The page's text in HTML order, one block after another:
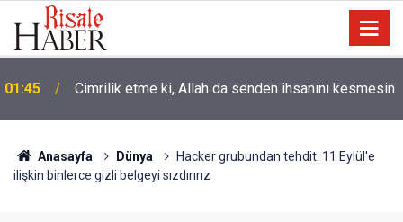
01:45 Cimrilik etme ki, Allah da senden ihsanını kesmesin
Anasayfa Dünya
Hacker grubundan tehdit: 11 Eylül'e
ilişkin binlerce gizli belgeyi sızdırırız